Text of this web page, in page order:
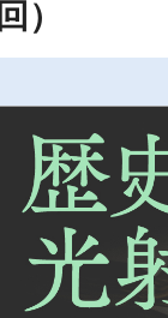
回）